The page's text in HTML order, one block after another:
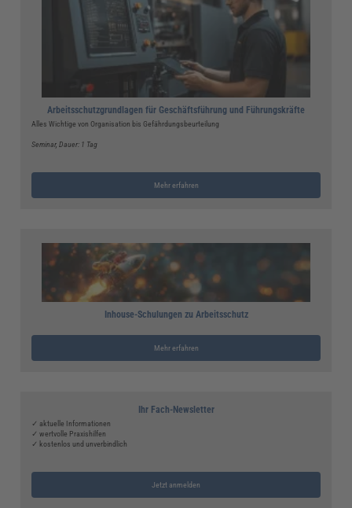
Arbeitsschutzgrundlagen für Geschäftsführung und Führungskräfte
Alles Wichtige von Organisation bis Gefährdungsbeurteilung
Seminar, Dauer: 1 Tag
Mehr erfahren
Inhouse-Schulungen zu Arbeitsschutz
Mehr erfahren
Ihr Fach-Newsletter
✓ aktuelle Informationen
✓ wertvolle Praxishilfen
✓ kostenlos und unverbindlich
Jetzt anmelden